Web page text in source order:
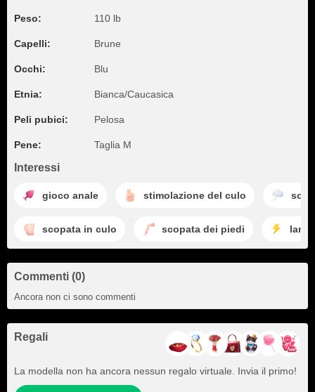
Peso: 110 lb
Capelli: Brune
Occhi: Blu
Etnia: Bianca/Caucasica
Peli pubici: Pelosa
Pene: Taglia M
Interessi
gioco anale stimolazione del culo
scopata in culo scopata dei piedi
Commenti (0)
Ancora non ci sono commenti
Regali
La modella non ha ancora nessun regalo virtuale. Invia il primo!